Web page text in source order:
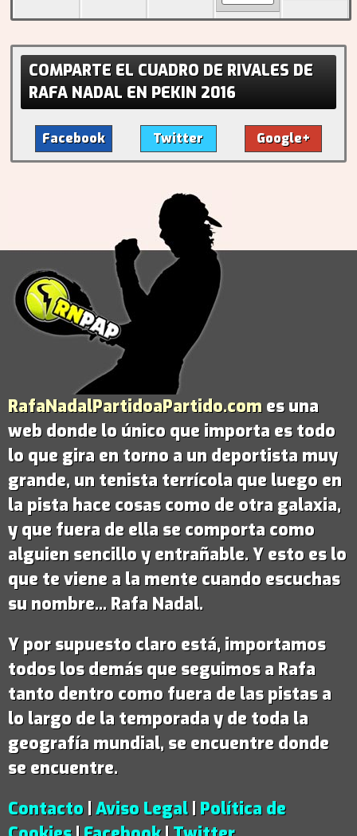
COMPARTE EL CUADRO DE RIVALES DE
RAFA NADAL EN PEKIN 2016
Facebook Twitter Google+
RafaNadalPartidoaPartido.com es una
web donde lo único que importa es todo
lo que gira en torno a un deportista muy
grande, un tenista terrícola que luego en
la pista hace cosas como de otra galaxia,
y que fuera de ella se comporta como
alguien sencillo y entrañable. Y esto es lo
que te viene a la mente cuando escuchas
su nombre... Rafa Nadal.
Y por supuesto claro está, importamos
todos los demás que seguimos a Rafa
tanto dentro como fuera de las pistas a
lo largo de la temporada y de toda la
geografía mundial, se encuentre donde
se encuentre.
Contacto |Aviso Legal| Política de